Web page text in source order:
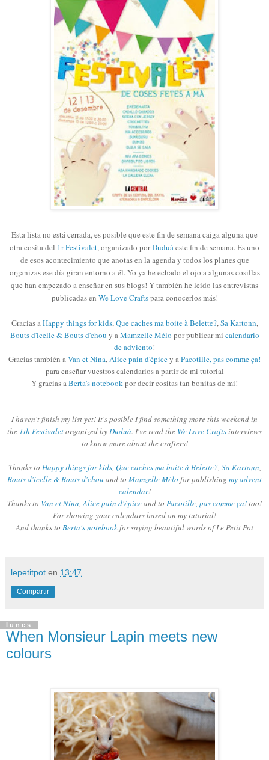
Esta lista no está cerrada, es posible que este fin de semana caiga alguna que
otra cosita del 1r Festivalet, organizado porDuduáeste fin de semana. Es uno
de esos acontecimiento que anotas en la agenda y todos los planes que
organizas ese día giran entorno a él. Yo ya he echado el ojo a algunas cosillas
que han empezado a enseñar en sus blogs! Y también he leído las entrevistas
publicadas en We Love Craftspara conocerlos más!
Gracias aHappy things for kids,Que caches ma boite à Belette?,Sa Kartonn,
Bouts d'icelle & Bouts d'chou y aMamzelle Mélo por publicar mi calendario
de adviento!
Gracias también aVan et Nina,Alice pain d'épicey aPacotille, pas comme ça!
para enseñar vuestros calendarios a partir de mi tutorial
Y gracias aBerta's notebookpor decir cositas tan bonitas de mi!
I haven't finish my list yet! It's posible I find something more this weekend in
the 1th Festivaletorganized byDuduá. I've read the We Love Craftsinterviews
to know more about the crafters!
Thanks to Happy things for kids, Que caches ma boite à Belette?, Sa Kartonn,
Bouts d'icelle & Bouts d'chou and to Mamzelle Mélo for publishing my advent
calendar!
Thanks to Van et Nina,Alice pain d'épiceand to Pacotille, pas comme ça!too!
For showing your calendars based on my tutorial!
And thanks to Berta's notebookfor saying beautiful words of Le Petit Pot
lepetitpot en 13:47
Compartir
lunes
When Monsieur Lapin meets new
colours